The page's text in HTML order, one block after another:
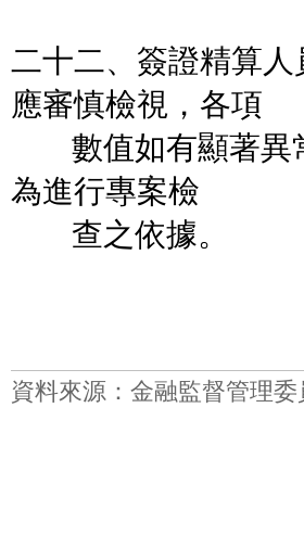
二十二、簽證精算
應審慎檢視，各項
數值如有顯著異
為進行專案檢
查之依據。
資料來源：金融監督管理